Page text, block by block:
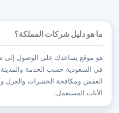
ما هو دليل شركات المملكة؟
هو موقع يساعدك على الوصول إلى
في السعودية حسب الخدمة
العفش ومكافحة الحشرات والعزل
الأثاث المستعمل.